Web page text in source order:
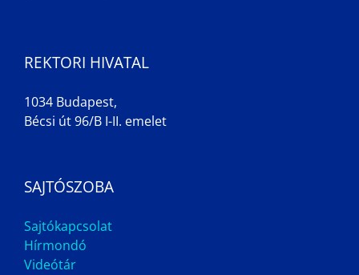
REKTORI HIVATAL
1034 Budapest,
Bécsi út 96/B I-II. emelet
SAJTÓSZOBA
Sajtókapcsolat
Hírmondó
Videótár